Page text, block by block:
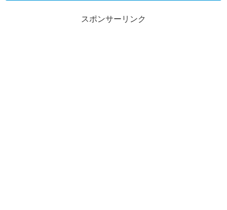
スポンサーリンク